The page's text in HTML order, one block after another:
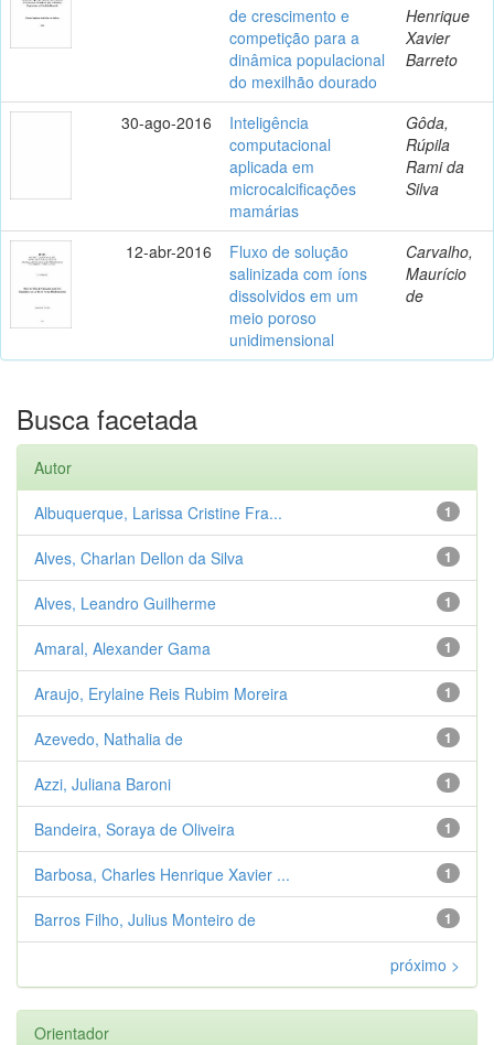
de crescimento e
competição para a
dinâmica populacional
do mexilhão dourado
Henrique
Xavier
Barreto
30-ago-2016
Inteligência
computacional
aplicada em
microcalcificações
mamárias
Gôda,
Rúpila
Rami da
Silva
12-abr-2016
Fluxo de solução
salinizada com íons
dissolvidos em um
meio poroso
unidimensional
Carvalho,
Maurício
de
Busca facetada
Autor
1
Albuquerque, Larissa Cristine Fra...
1
Alves, Charlan Dellon da Silva
1
Alves, Leandro Guilherme
1
Amaral, Alexander Gama
1
Araujo, Erylaine Reis Rubim Moreira
1
Azevedo, Nathalia de
1
Azzi, Juliana Baroni
1
Bandeira, Soraya de Oliveira
1
Barbosa, Charles Henrique Xavier ...
1
Barros Filho, Julius Monteiro de
próximo >
Orientador